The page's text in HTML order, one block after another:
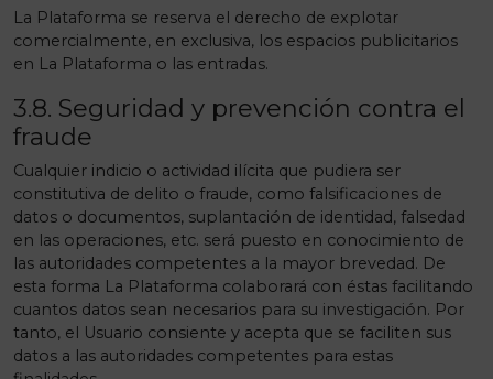
La Plataforma se reserva el derecho de explotar
comercialmente, en exclusiva, los espacios publicitarios
en La Plataforma o las entradas.
3.8. Seguridad y prevención contra el
fraude
Cualquier indicio o actividad ilícita que pudiera ser
constitutiva de delito o fraude, como falsificaciones de
datos o documentos, suplantación de identidad, falsedad
en las operaciones, etc. será puesto en conocimiento de
las autoridades competentes a la mayor brevedad. De
esta forma La Plataforma colaborará con éstas facilitando
cuantos datos sean necesarios para su investigación. Por
tanto, el Usuario consiente y acepta que se faciliten sus
datos a las autoridades competentes para estas